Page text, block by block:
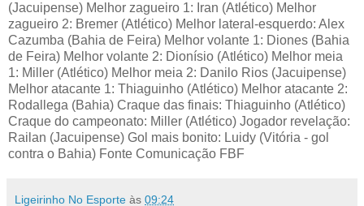
(Jacuipense) Melhor zagueiro 1: Iran (Atlético) Melhor
zagueiro 2: Bremer (Atlético) Melhor lateral-esquerdo: Alex
Cazumba (Bahia de Feira) Melhor volante 1: Diones (Bahia
de Feira) Melhor volante 2: Dionísio (Atlético) Melhor meia
1: Miller (Atlético) Melhor meia 2: Danilo Rios (Jacuipense)
Melhor atacante 1: Thiaguinho (Atlético) Melhor atacante 2:
Rodallega (Bahia) Craque das finais: Thiaguinho (Atlético)
Craque do campeonato: Miller (Atlético) Jogador revelação:
Railan (Jacuipense) Gol mais bonito: Luidy (Vitória - gol
contra o Bahia) Fonte Comunicação FBF
Ligeirinho No Esporte às 09:24